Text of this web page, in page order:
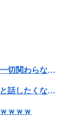
彼氏「俺の親は毒親。だから結婚しても一切関わらなくていい」私「うん」彼氏「そのかわり俺もお前の親と一切関わらない。結婚の挨拶にも行かない」私「えっ」
女優・南沙良（２４）「私は陰キャ。人と話したくないので家に引きこもってPCでアニメを観ていたい」
ｗｗｗ